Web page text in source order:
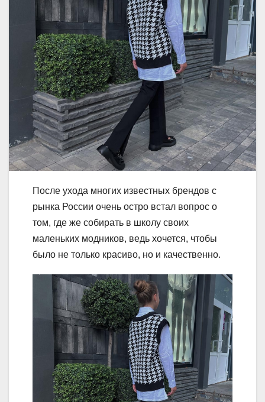
После ухода многих известных брендов с
рынка России очень остро встал вопрос о
том, где же собирать в школу своих
маленьких модников, ведь хочется, чтобы
было не только красиво, но и качественно.